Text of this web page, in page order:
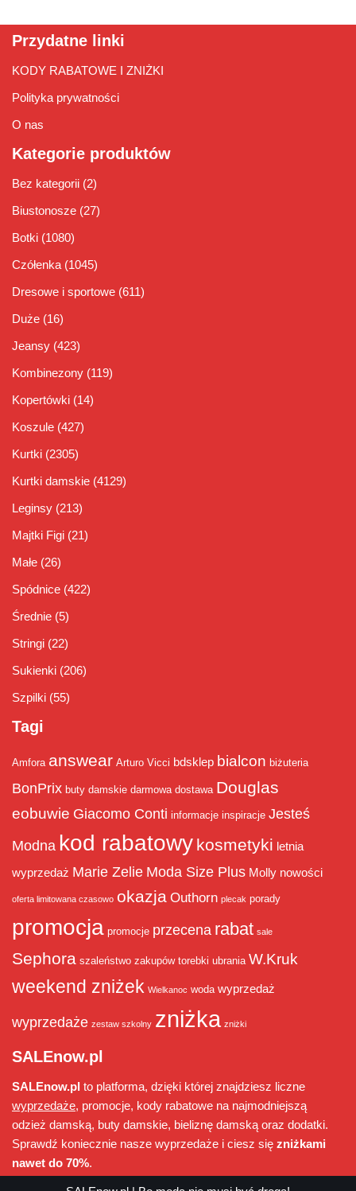
Przydatne linki
KODY RABATOWE I ZNIŻKI
Polityka prywatności
O nas
Kategorie produktów
Bez kategorii (2)
Biustonosze (27)
Botki (1080)
Czółenka (1045)
Dresowe i sportowe (611)
Duże (16)
Jeansy (423)
Kombinezony (119)
Kopertówki (14)
Koszule (427)
Kurtki (2305)
Kurtki damskie (4129)
Leginsy (213)
Majtki Figi (21)
Małe (26)
Spódnice (422)
Średnie (5)
Stringi (22)
Sukienki (206)
Szpilki (55)
Tagi
Amfora answear Arturo Vicci bdsklep bialcon biżuteria
BonPrix buty damskie darmowa dostawa Douglas
eobuwie Giacomo Conti informacje inspiracje Jesteś
Modna kod rabatowy kosmetyki letnia
wyprzedaż Marie Zelie Moda Size Plus Molly nowości
oferta limitowana czasowo okazja Outhorn plecak porady
promocja promocje przecena rabat sale
Sephora szaleństwo zakupów torebki ubrania W.Kruk
weekend zniżek Wielkanoc woda wyprzedaż
wyprzedaże zestaw szkolny zniżka zniżki
SALEnow.pl
SALEnow.pl to platforma, dzięki której znajdziesz liczne
wyprzedaże, promocje, kody rabatowe na najmodniejszą
odzież damską, buty damskie, bieliznę damską oraz dodatki.
Sprawdź koniecznie nasze wyprzedaże i ciesz się zniżkami
nawet do 70%.